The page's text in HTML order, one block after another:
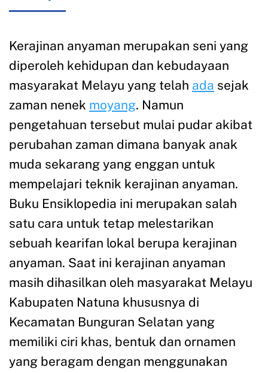
Kerajinan anyaman merupakan seni yang
diperoleh kehidupan dan kebudayaan
masyarakat Melayu yang telah ada sejak
zaman nenek moyang. Namun
pengetahuan tersebut mulai pudar akibat
perubahan zaman dimana banyak anak
muda sekarang yang enggan untuk
mempelajari teknik kerajinan anyaman.
Buku Ensiklopedia ini merupakan salah
satu cara untuk tetap melestarikan
sebuah kearifan lokal berupa kerajinan
anyaman. Saat ini kerajinan anyaman
masih dihasilkan oleh masyarakat Melayu
Kabupaten Natuna khususnya di
Kecamatan Bunguran Selatan yang
memiliki ciri khas, bentuk dan ornamen
yang beragam dengan menggunakan